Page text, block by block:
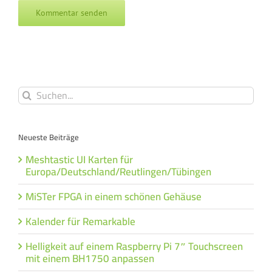
Suche
nach:
Neueste Beiträge
Meshtastic UI Karten für
Europa/Deutschland/Reutlingen/Tübingen
MiSTer FPGA in einem schönen Gehäuse
Kalender für Remarkable
Helligkeit auf einem Raspberry Pi 7″ Touchscreen
mit einem BH1750 anpassen